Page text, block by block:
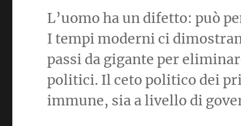
L’uomo ha un difetto: può
I tempi moderni ci
passi da gigante per
politici. Il ceto politico dei
immune, sia a livello di